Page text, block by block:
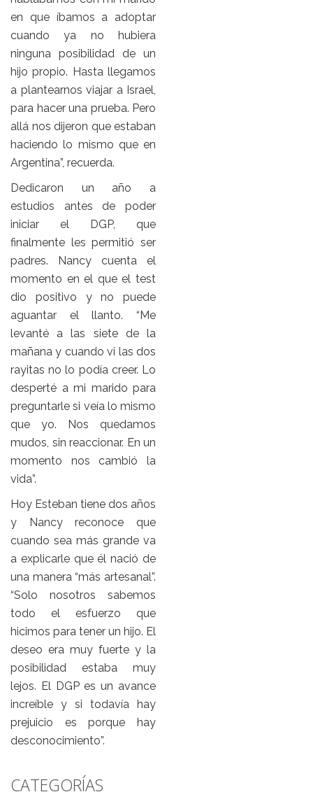
en que íbamos a adoptar
cuando ya no hubiera
ninguna posibilidad de un
hijo propio. Hasta llegamos
a plantearnos viajar a Israel,
para hacer una prueba. Pero
allá nos dijeron que estaban
haciendo lo mismo que en
Argentina”, recuerda.
Dedicaron un año a
estudios antes de poder
iniciar el DGP, que
finalmente les permitió ser
padres. Nancy cuenta el
momento en el que el test
dio positivo y no puede
aguantar el llanto. “Me
levanté a las siete de la
mañana y cuando vi las dos
rayitas no lo podía creer. Lo
desperté a mi marido para
preguntarle si veía lo mismo
que yo. Nos quedamos
mudos, sin reaccionar. En un
momento nos cambió la
vida”.
Hoy Esteban tiene dos años
y Nancy reconoce que
cuando sea más grande va
a explicarle que él nació de
una manera “más artesanal”.
“Solo nosotros sabemos
todo el esfuerzo que
hicimos para tener un hijo. El
deseo era muy fuerte y la
posibilidad estaba muy
lejos. El DGP es un avance
increíble y si todavía hay
prejuicio es porque hay
desconocimiento”.
CATEGORÍAS